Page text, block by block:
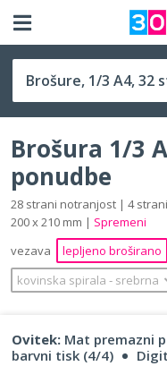
1/3 A4 (100 x 210 mm)
Brošura 1/3
ponudbe
28 strani notranjost | 4
200 x 210 mm | Spremeni
vezava
lepljeno broširano
kovinska spirala ‐ srebrna
Ovitek: Mat premazni
barvni tisk (4/4)